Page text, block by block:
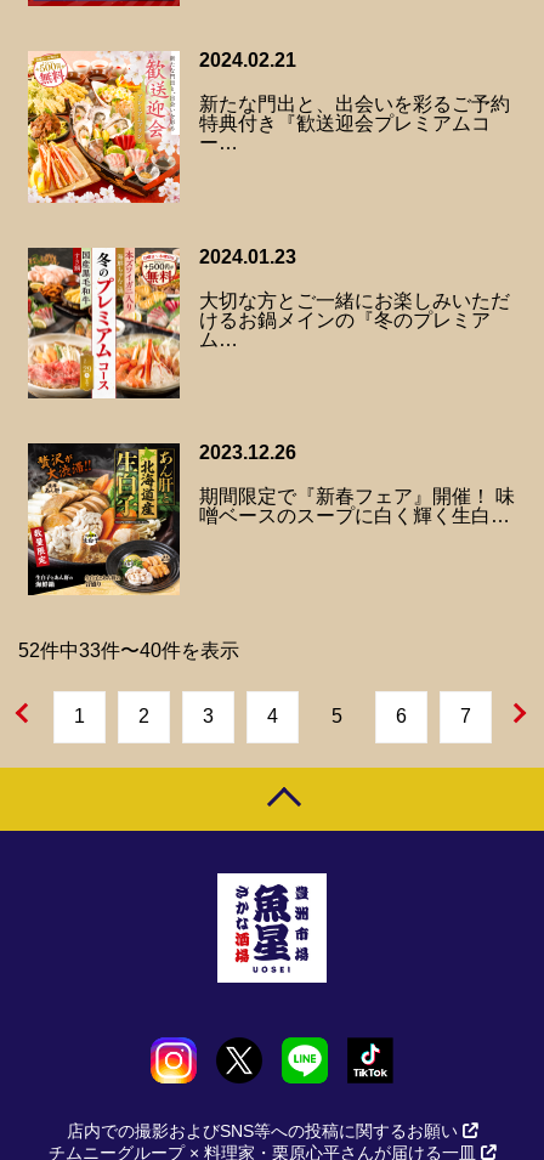
2024.02.21
新たな門出と、出会いを彩るご予約
特典付き『歓送迎会プレミアムコ
ー…
2024.01.23
大切な方とご一緒にお楽しみいただ
けるお鍋メインの『冬のプレミア
ム…
2023.12.26
期間限定で『新春フェア』開催！ 味
噌ベースのスープに白く輝く生白…
52件中33件〜40件を表示
1 2 3 4 5 6 7
店内での撮影およびSNS等への投稿に関するお願い
チムニーグループ × 料理家・栗原心平さんが届ける一皿